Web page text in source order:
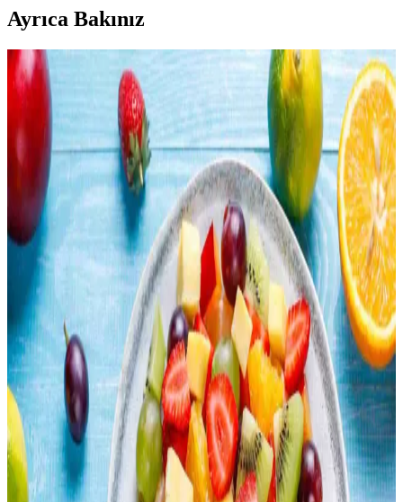
Ayrıca Bakınız
Evde Sağlıklı ve Ekonomik Smoothie Hazırlama
Yöntemleri ve Tarifleri
Evde smoothie hazırlamak, ekonomik ve besleyici öğünler sunar.
Doğru malzeme seçimi, besin değeri dengesi ve çevre dostu
uygulamalarla sağlıklı içecekler oluşturabilirsiniz.
Otomatik Kedi Kumu Kabı: Zaman Tasarrufu ve
Hijyen Sağlayan Pratik Çözüm
Otomatik kedi kumu kabı, zaman tasarrufu ve hijyen sunarak kedi
sahiplerinin günlük yükünü azaltır. Cihaz seçimi ve bakımına dikkat
edilmelidir. Tasarruf, maddi ve zihinsel sağlık açısından önemlidir.
Çocuk Dostu ve Pratik Taşınabilir Öğünlerle
Dışarıda Yemek Alışkanlığını Azaltma Yöntemleri
Dışarıda yemek yeme alışkanlığını azaltmak için çocuk dostu, pratik
ve taşınabilir öğünler hazırlamak önemlidir. Sandviçler, pizza
ruloları, makarna salataları gibi seçenekler ekonomik ve sağlıklı
alternatifler sunar.
Lahana Nasıl Değerlendirilir? Pişirme Yöntemleri ve
Geleneksel Tarifler